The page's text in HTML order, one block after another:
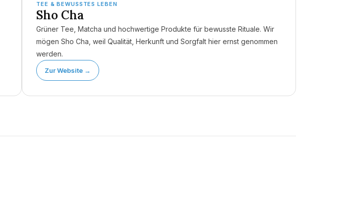
TEE & BEWUSSTES LEBEN
Sho Cha
Grüner Tee, Matcha und hochwertige Produkte für bewusste Rituale. Wir
mögen Sho Cha, weil Qualität, Herkunft und Sorgfalt hier ernst genommen
werden.
Zur Website →
entsperren
Informationen